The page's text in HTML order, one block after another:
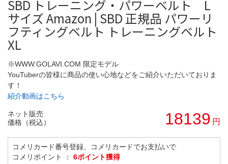
SBD トレーニング・パワーベルト L
サイズ Amazon | SBD 正規品 パワーリ
フティングベルト トレーニングベルト
XL
※WWW.GOLAVI.COM 限定モデル
YouTuberの皆様に商品の使い心地などをご紹介いただいておりま
す！
紹介動画はこちら
ネット販売
価格（税込）
18139 円
コメリカード番号登録、コメリカードでお支払いで
コメリポイント ： 6ポイント獲得